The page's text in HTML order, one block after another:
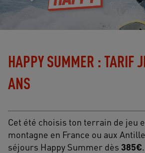
HAPPY SUMMER : TARIF
ANS
Cet été choisis ton terrain de jeu
montagne en France ou aux
séjours Happy Summer dès 385€.